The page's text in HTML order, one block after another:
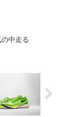
の中走る